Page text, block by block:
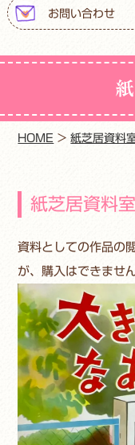
お問い合わせ
HOME >紙芝居資料
紙芝居資料
資料としての作品の
が、購入はできません